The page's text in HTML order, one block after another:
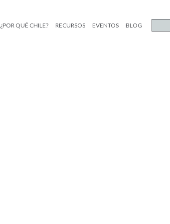
¿POR QUÉ CHILE? RECURSOS EVENTOS BLOG